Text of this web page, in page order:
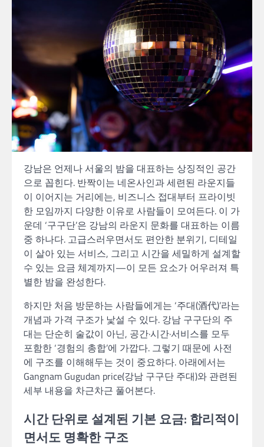
강남은 언제나 서울의 밤을 대표하는 상징적인 공간
으로 꼽힌다. 반짝이는 네온사인과 세련된 라운지들
이 이어지는 거리에는, 비즈니스 접대부터 프라이빗
한 모임까지 다양한 이유로 사람들이 모여든다. 이 가
운데 ‘구구단’은 강남의 라운지 문화를 대표하는 이름
중 하나다. 고급스러우면서도 편안한 분위기, 디테일
이 살아 있는 서비스, 그리고 시간을 세밀하게 설계할
수 있는 요금 체계까지—이 모든 요소가 어우러져 특
별한 밤을 완성한다.
하지만 처음 방문하는 사람들에게는 ‘주대(酒代)’라는
개념과 가격 구조가 낯설 수 있다. 강남 구구단의 주
대는 단순히 술값이 아닌, 공간·시간·서비스를 모두
포함한 ‘경험의 총합’에 가깝다. 그렇기 때문에 사전
에 구조를 이해해두는 것이 중요하다. 아래에서는
Gangnam Gugudan price(강남 구구단 주대)와 관련된
세부 내용을 차근차근 풀어본다.
시간 단위로 설계된 기본 요금: 합리적이
면서도 명확한 구조